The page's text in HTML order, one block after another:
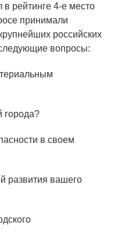
рейтинге 4-е место
принимали
российских
вопросы:
в своем
вашего